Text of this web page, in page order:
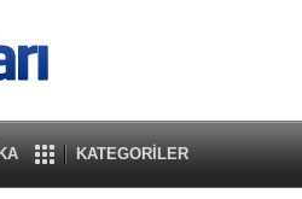
KATEGORİLER